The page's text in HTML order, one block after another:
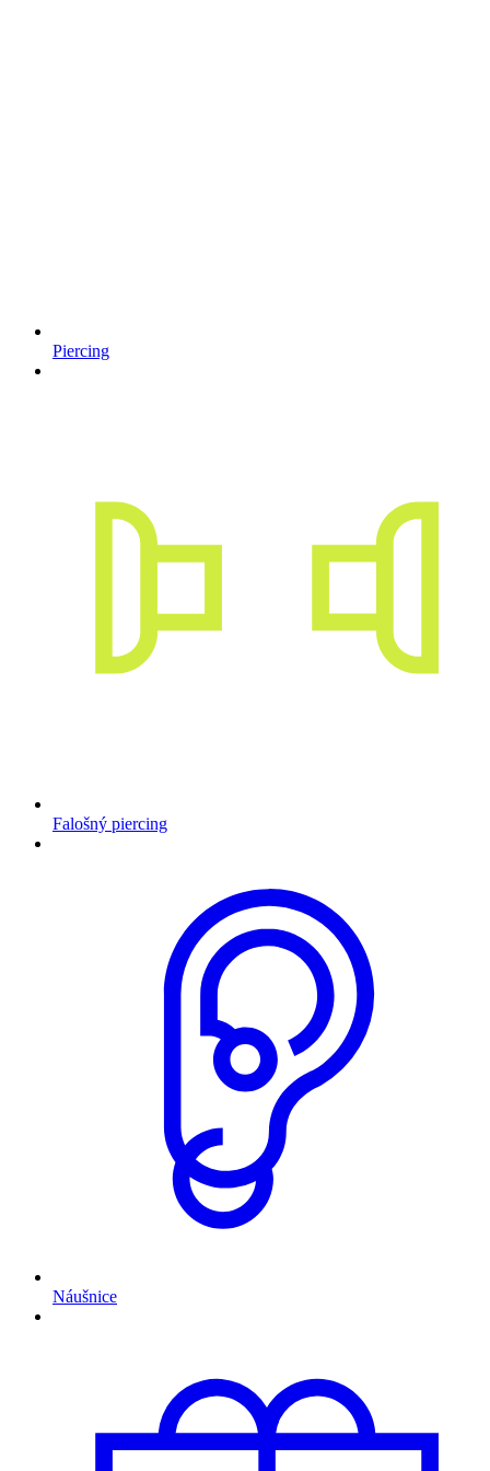
Piercing
Falošný piercing
Náušnice